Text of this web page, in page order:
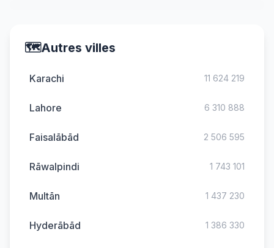
🗺️Autres villes
Karachi 11 624 219
Lahore 6 310 888
Faisalābād 2 506 595
Rāwalpindi 1 743 101
Multān 1 437 230
Hyderābād 1 386 330